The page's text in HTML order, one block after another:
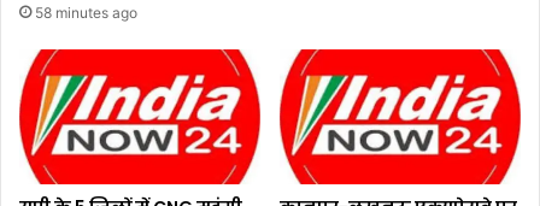
58 minutes ago